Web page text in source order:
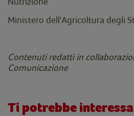
Ministero dell'Agricoltura degli
Contenuti redatti in
Comunicazione
Ti potrebbe